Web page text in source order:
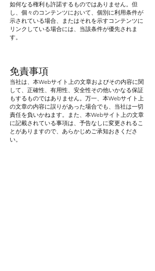
如何なる権利も許諾するものではありません。但
し、個々のコンテンツにおいて、個別に利用条件が
示されている場合、またはそれを示すコンテンツに
リンクしている場合には、当該条件が優先されま
す。
免責事項
当社は、本Webサイト上の文章およびその内容に関
して、正確性、有用性、安全性その他いかなる保証
もするものではありません。万一、本Webサイト上
の文章の内容に誤りがあった場合でも、当社は一切
責任を負いかねます。また、本Webサイト上の文章
に記載されている事項は、予告なしに変更されるこ
とがありますので、あらかじめご承知おきくださ
い。